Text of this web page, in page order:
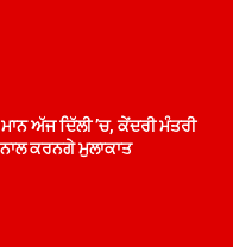
ਅੱਜ ਦਿੱਲੀ ’ਚ, ਕੇਂਦਰੀ ਮੰਤਰੀ
ਕਰਨਗੇ ਮੁਲਾਕਾਤ